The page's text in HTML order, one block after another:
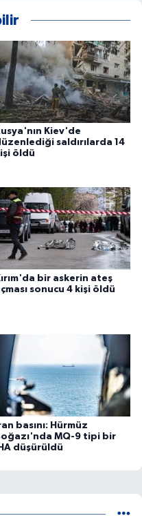
Kiev'de
saldırılarda 14
öldü
bir askerin ateş
sonucu 4 kişi öldü
basını: Hürmüz
MQ-9 tipi bir
düşürüldü